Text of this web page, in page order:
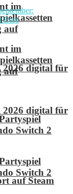
im
auf
2026 digital für
Switch 2
auf Steam
im
auf
2026 digital für
Switch 2